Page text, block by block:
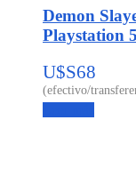
Demon
Playstation 5
U$S68